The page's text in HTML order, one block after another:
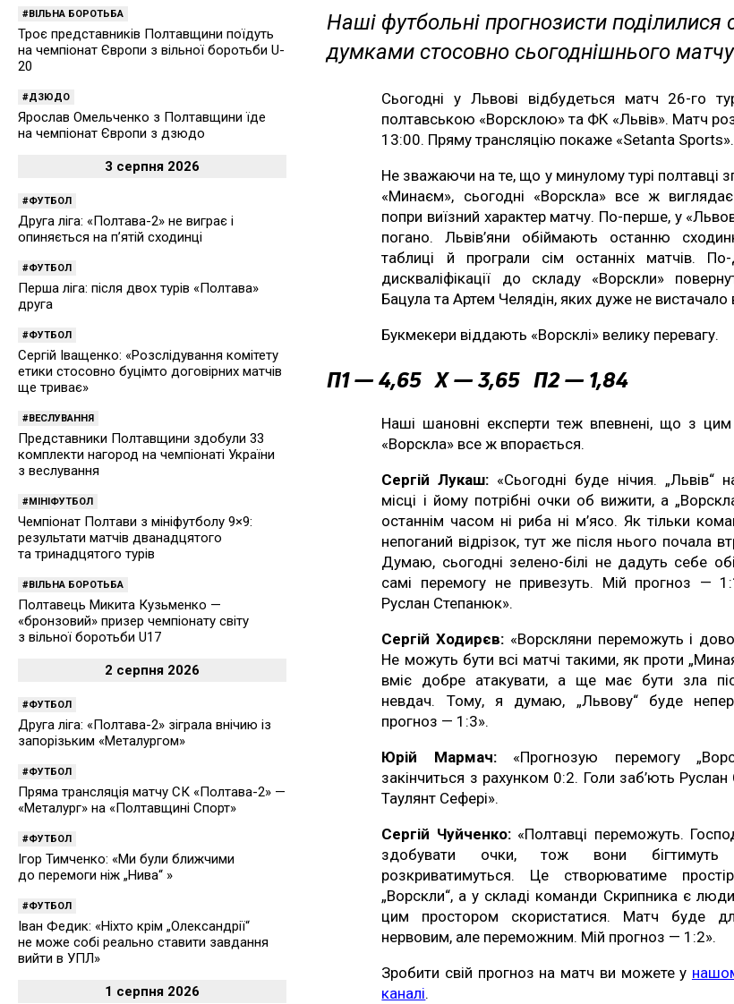
Наші футбольні прогнозисти поділилися
думками стосовно сьогоднішнього матчу
Сьогодні у Львові відбудеться матч 26-го
полтавською «Ворсклою» та ФК «Львів». Матч
13:00. Пряму трансляцію покаже «Setanta Sports».
Не зважаючи на те, що у минулому турі полтавці
«Минаєм», сьогодні «Ворскла» все ж
попри виїзний характер матчу. По-перше, у
погано. Львів’яни обіймають останню
таблиці й програли сім останніх матчів. По-
дискваліфікації до складу «Ворскли»
Бацула та Артем Челядін, яких дуже не вистачало
Букмекери віддають «Ворсклі» велику перевагу.
П1 — 4,65 Х — 3,65 П2 — 1,84
Наші шановні експерти теж впевнені, що з
«Ворскла» все ж впорається.
Сергій Лукаш: «Сьогодні буде нічия. „Львів“
місці і йому потрібні очки об вижити, а
останнім часом ні риба ні м’ясо. Як тільки
непоганий відрізок, тут же після нього почала
Думаю, сьогодні зелено-білі не дадуть себе
самі перемогу не привезуть. Мій прогноз —
Руслан Степанюк».
Сергій Ходирєв: «Ворскляни переможуть і
Не можуть бути всі матчі такими, як проти
вміє добре атакувати, а ще має бути зла
невдач. Тому, я думаю, „Львову“ буде
прогноз — 1:3».
Юрій Мармач: «Прогнозую перемогу
закінчиться з рахунком 0:2. Голи заб’ють
Таулянт Сефері».
Сергій Чуйченко:«Полтавці переможуть.
здобувати очки, тож вони
розкриватимуться. Це створюватиме
„Ворскли“, а у складі команди Скрипника є
цим простором скористатися. Матч буде
нервовим, але переможним. Мій прогноз — 1:2».
Зробити свій прогноз на матч ви можете у
каналі.
ВІЛЬНА БОРОТЬБА
Троє представників Полтавщини поїдуть
на чемпіонат Європи з вільної боротьби U-
20
ДЗЮДО
Ярослав Омельченко з Полтавщини їде
на чемпіонат Європи з дзюдо
3 серпня 2026
ФУТБОЛ
Друга ліга: «Полтава-2» не виграє і
опиняється на п’ятій сходинці
ФУТБОЛ
Перша ліга: після двох турів «Полтава»
друга
ФУТБОЛ
Сергій Іващенко: «Розслідування комітету
етики стосовно буцімто договірних матчів
ще триває»
ВЕСЛУВАННЯ
Представники Полтавщини здобули 33
комплекти нагород на чемпіонаті України
з веслування
МІНІФУТБОЛ
Чемпіонат Полтави з мініфутболу 9×9:
результати матчів дванадцятого
та тринадцятого турів
ВІЛЬНА БОРОТЬБА
Полтавець Микита Кузьменко —
«бронзовий» призер чемпіонату світу
з вільної боротьби U17
2 серпня 2026
ФУТБОЛ
Друга ліга: «Полтава-2» зіграла внічию із
запорізьким «Металургом»
ФУТБОЛ
Пряма трансляція матчу СК «Полтава-2» —
«Металург» на «Полтавщині Спорт»
ФУТБОЛ
Ігор Тимченко: «Ми були ближчими
до перемоги ніж „Нива“ »
ФУТБОЛ
Іван Федик: «Ніхто крім „Олександрії“
не може собі реально ставити завдання
вийти в УПЛ»
1 серпня 2026